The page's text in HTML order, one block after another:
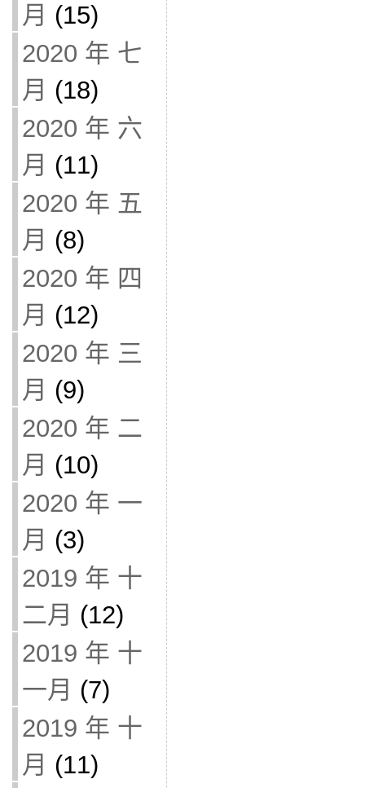
月 (15)
2020 年 七
月 (18)
2020 年 六
月 (11)
2020 年 五
月 (8)
2020 年 四
月 (12)
2020 年 三
月 (9)
2020 年 二
月 (10)
2020 年 一
月 (3)
2019 年 十
二月 (12)
2019 年 十
一月 (7)
2019 年 十
月 (11)